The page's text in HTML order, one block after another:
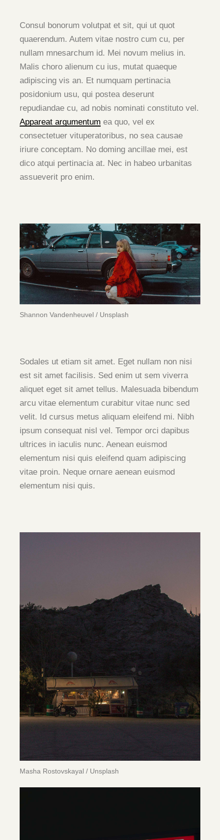
Consul bonorum volutpat et sit, qui ut quot
quaerendum. Autem vitae nostro cum cu, per
nullam mnesarchum id. Mei novum melius in.
Malis choro alienum cu ius, mutat quaeque
adipiscing vis an. Et numquam pertinacia
posidonium usu, qui postea deserunt
repudiandae cu, ad nobis nominati constituto vel.
Appareat argumentum ea quo, vel ex
consectetuer vituperatoribus, no sea causae
iriure conceptam. No doming ancillae mei, est
dico atqui pertinacia at. Nec in habeo urbanitas
assueverit pro enim.
Shannon Vandenheuvel / Unsplash
Sodales ut etiam sit amet. Eget nullam non nisi
est sit amet facilisis. Sed enim ut sem viverra
aliquet eget sit amet tellus. Malesuada bibendum
arcu vitae elementum curabitur vitae nunc sed
velit. Id cursus metus aliquam eleifend mi. Nibh
ipsum consequat nisl vel. Tempor orci dapibus
ultrices in iaculis nunc. Aenean euismod
elementum nisi quis eleifend quam adipiscing
vitae proin. Neque ornare aenean euismod
elementum nisi quis.
Masha Rostovskayal / Unsplash